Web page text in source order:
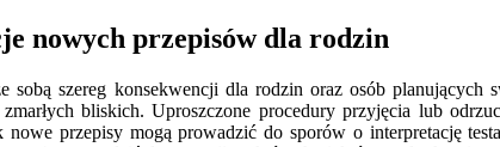
nowych przepisów dla rodzin
sobą szereg konsekwencji dla rodzin oraz osób
bliskich. Uproszczone procedury przyjęcia lub
przepisy mogą prowadzić do sporów o interpretację